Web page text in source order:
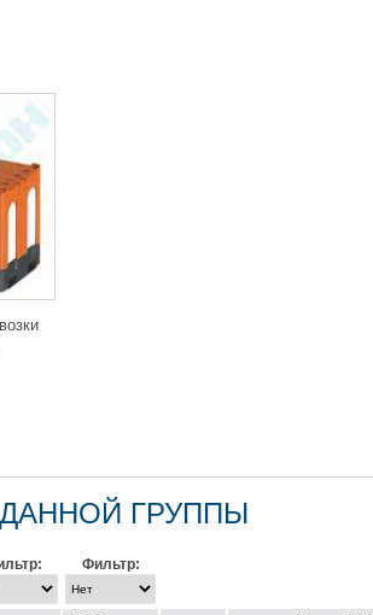
— это сертифицированная тара для перевозки
свето- и
службы резервуара. Повреждения и трещины на
или строительного фена. Процедура заварки
не нужно искать, где купить аксессуары для
комплектующие: топливозаборники,
фикс-пакеты
отводы, патрубки, сделать
всегда готовы помочь в выборе бака
ГРУППЫ
Фильтр: